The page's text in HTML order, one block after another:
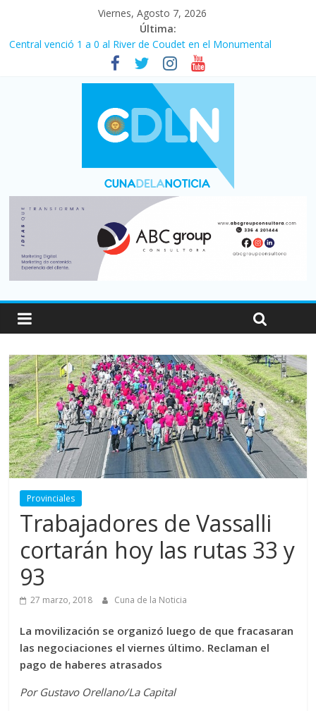
Viernes, Agosto 7, 2026
Última:
Central venció 1 a 0 al River de Coudet en el Monumental
La morosidad alcanzó su nivel más alto en dos décadas y ya
afecta a 400 mil deudores en Santa Fe
Desde que asumió Milei cerraron 41.000 kioscos: el sector
denuncia crisis como en 2001
Vacaciones de invierno con más movimiento y consumo
turístico: 4,6 millones de personas viajaron por el país, un 5,9%
Fuerte caída de la venta de autos usados en julio: bajó un 12,6%
Provinciales
Trabajadores de Vassalli
cortarán hoy las rutas 33 y
93
27 marzo, 2018 Cuna de la Noticia
La movilización se organizó luego de que fracasaran
las negociaciones el viernes último. Reclaman el
pago de haberes atrasados
Por Gustavo Orellano/La Capital